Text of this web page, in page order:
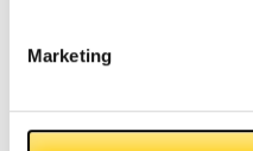
Marketing
Tecnología